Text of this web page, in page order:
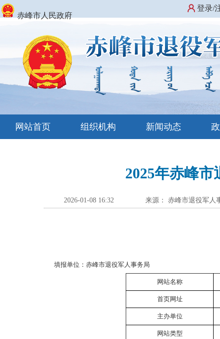
赤峰市人民政府
登录/
网站首页 组织机构 新闻动态
2025年赤峰
2026-01-08 16:32 来源： 赤峰市退役军人
填报单位：赤峰市退役军人事务局
网站名称
首页网址
主办单位
网站类型